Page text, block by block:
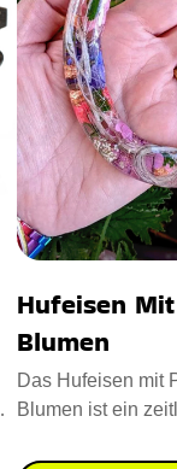
Hufeisen
Blumen
Das Hufeisen mit
Blumen ist ein